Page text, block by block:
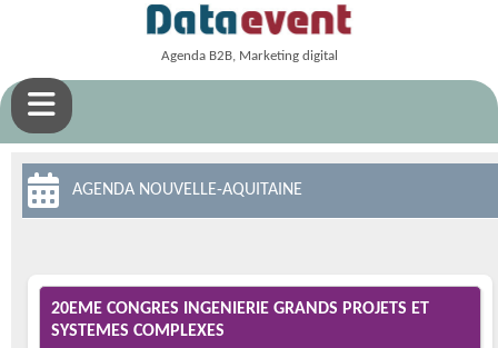
Agenda B2B, Marketing digital
AGENDA NOUVELLE-AQUITAINE
20EME CONGRES INGENIERIE GRANDS PROJETS ET
SYSTEMES COMPLEXES